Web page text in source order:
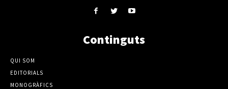
Continguts
QUI SOM
EDITORIALS
MONOGRÀFICS